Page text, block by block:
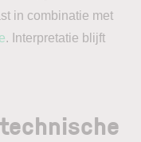
in combinatie met
. Interpretatie blijft